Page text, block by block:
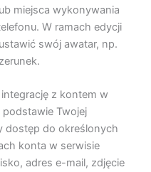
miejsca wykonywania
W ramach edycji
swój awatar, np.
z kontem w
Twojej
dostęp do określonych
konta w serwisie
adres e-mail, zdjęcie